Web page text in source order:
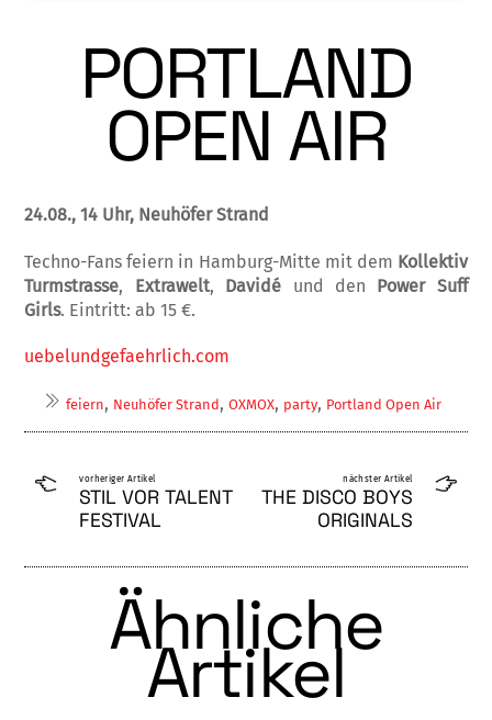
PORTLAND
OPEN AIR
24.08., 14 Uhr, Neuhöfer Strand
Techno-Fans feiern in Hamburg-Mitte mit dem Kollektiv
Turmstrasse, Extrawelt, Davidé und den Power Suff
Girls. Eintritt: ab 15 €.
uebelundgefaehrlich.com
feiern, Neuhöfer Strand, OXMOX, party, Portland Open Air
vorheriger Artikel
STIL VOR TALENT
FESTIVAL
nächster Artikel
THE DISCO BOYS
ORIGINALS
Ähnliche
Artikel